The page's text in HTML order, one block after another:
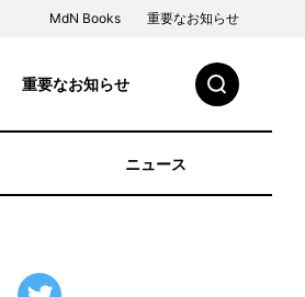
MdN Books 重要なお知らせ
重要なお知らせ
ニュース